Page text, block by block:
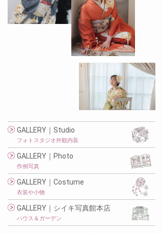
GALLERY｜Studio
フォトスタジオ外観内装
GALLERY｜Photo
作例写真
GALLERY｜Costume
衣装や小物
GALLERY｜シイキ写真館本店
ハウス＆ガーデン